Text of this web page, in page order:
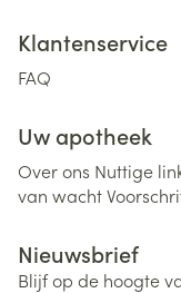
Klantenservice
FAQ
Uw apotheek
Over ons Nuttige
van wacht
Nieuwsbrief
Blijf op de hoogte